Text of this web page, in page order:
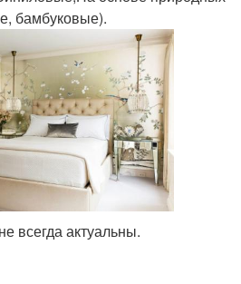
бамбуковые).
всегда актуальны.